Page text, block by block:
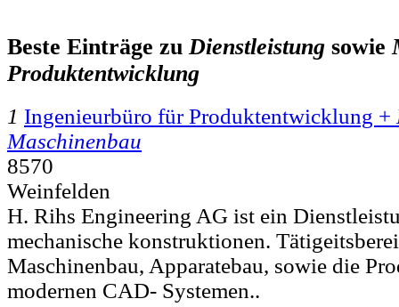
Beste Einträge zuDienstleistung sowie
Produktentwicklung
1 Ingenieurbüro für Produktentwicklung +
Maschinenbau
8570
Weinfelden
H. Rihs Engineering AG ist ein
mechanische konstruktionen.
Maschinenbau, Apparatebau, sowie die
modernen CAD- Systemen..